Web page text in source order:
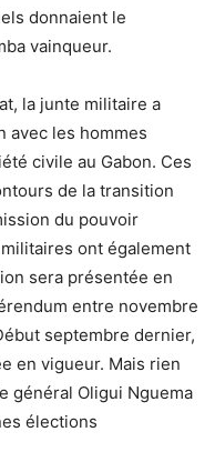
donnaient le
vainqueur.
la junte militaire a
avec les hommes
civile au Gabon. Ces
de la transition
du pouvoir
ont également
sera présentée en
entre novembre
septembre dernier,
en vigueur. Mais rien
général Oligui Nguema
élections